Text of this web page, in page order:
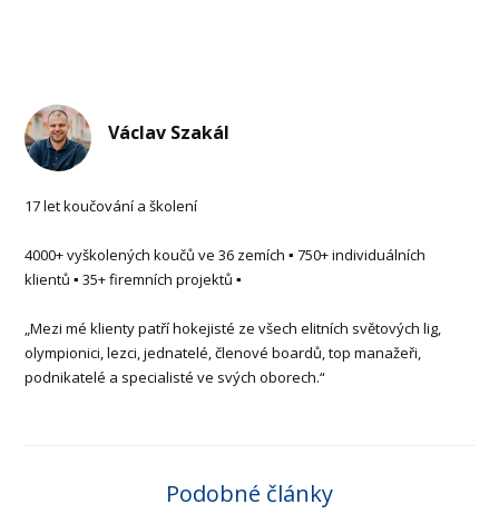
Václav Szakál
17 let koučování a školení
4000+ vyškolených koučů ve 36 zemích ▪ 750+ individuálních
klientů ▪ 35+ firemních projektů ▪
„Mezi mé klienty patří hokejisté ze všech elitních světových lig,
olympionici, lezci, jednatelé, členové boardů, top manažeři,
podnikatelé a specialisté ve svých oborech.“
Podobné články